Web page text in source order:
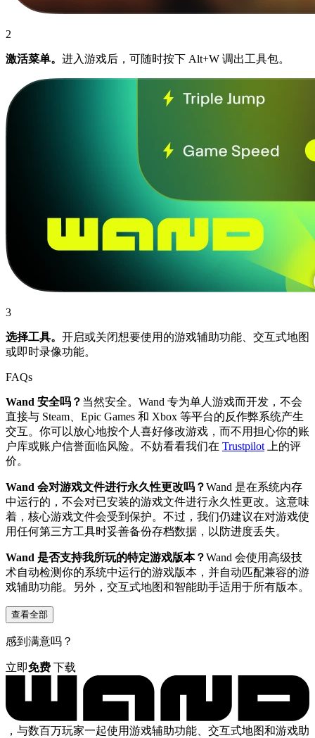
2
激活菜单。 进入游戏后，可随时按下 Alt+W 调出工具包。
3
选择工具。 开启或关闭想要使用的游戏辅助功能、交互式地图
或即时录像功能。
FAQs
Wand 安全吗？ 当然安全。Wand 专为单人游戏而开发，不会
直接与 Steam、Epic Games 和 Xbox 等平台的反作弊系统产生
交互。你可以放心地按个人喜好修改游戏，而不用担心你的账
户库或账户信誉面临风险。不妨看看我们在 Trustpilot 上的评
价。
Wand 会对游戏文件进行永久性更改吗？Wand 是在系统内存
中运行的，不会对已安装的游戏文件进行永久性更改。这意味
着，核心游戏文件会受到保护。不过，我们仍建议在对游戏使
用任何第三方工具时妥善备份存档数据，以防进度丢失。
Wand 是否支持我所玩的特定游戏版本？Wand 会使用高级技
术自动检测你的系统中运行的游戏版本，并自动匹配兼容的游
戏辅助功能。另外，交互式地图和智能助手适用于所有版本。
查看全部
感到满意吗？
立即免费 下载
，与数百万玩家一起使用游戏辅助功能、交互式地图和游戏助